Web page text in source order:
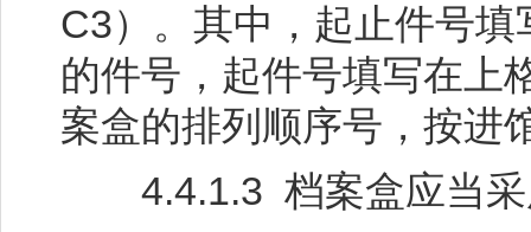
C3）。其中，起止件号
的件号，起件号填写在上
案盒的排列顺序号，按进
4.4.1.3 档案盒应当采